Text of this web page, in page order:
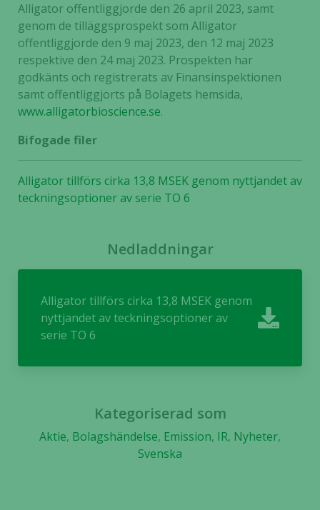
Alligator offentliggjorde den 26 april 2023, samt
genom de tilläggsprospekt som Alligator
offentliggjorde den 9 maj 2023, den 12 maj 2023
respektive den 24 maj 2023. Prospekten har
godkänts och registrerats av Finansinspektionen
samt offentliggjorts på Bolagets hemsida,
www.alligatorbioscience.se.
Bifogade filer
Alligator tillförs cirka 13,8 MSEK genom nyttjandet av
teckningsoptioner av serie TO 6
Nedladdningar
Alligator tillförs cirka 13,8 MSEK genom
nyttjandet av teckningsoptioner av
serie TO 6
Kategoriserad som
Aktie, Bolagshändelse, Emission, IR, Nyheter,
Svenska
Statistik
För att vi ska
kunna
förbättra
hemsidans
funktionalitet
hemsida ska
prestera så
möjligt
under ditt
här kakorna
att försvinna
hemsidan.